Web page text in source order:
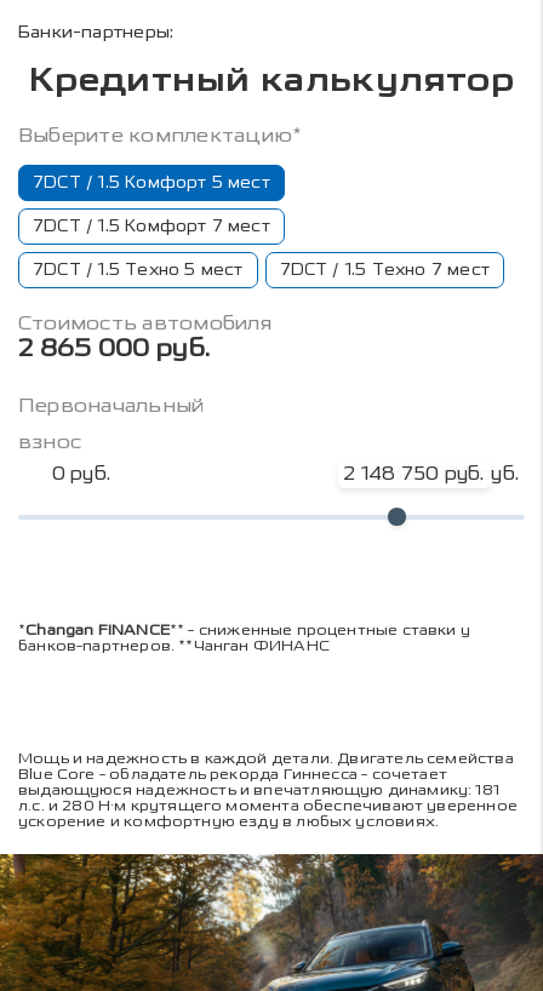
Банки-партнеры:
Кредитный калькулятор
Выберите комплектацию*
7DCT / 1.5 Комфорт 5 мест
7DCT / 1.5 Комфорт 7 мест
7DCT / 1.5 Техно 5 мест 7DCT / 1.5 Техно 7 мест
Стоимость автомобиля
2 865 000 руб.
Первоначальный
взнос
0 руб. 2 148 750 руб.
2 865 000 руб.
*Changan FINANCE** - сниженные процентные ставки у
банков-партнеров. **Чанган ФИНАНС
Мощь и надежность в каждой детали. Двигатель семейства
Blue Core - обладатель рекорда Гиннесса - сочетает
выдающуюся надежность и впечатляющую динамику: 181
л.с. и 280 Н·м крутящего момента обеспечивают уверенное
ускорение и комфортную езду в любых условиях.